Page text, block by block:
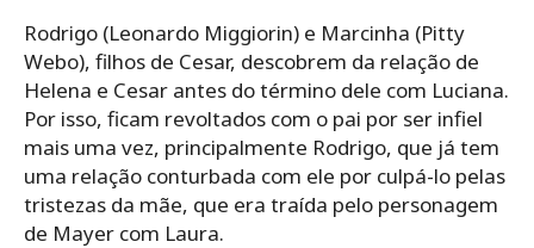
Rodrigo (Leonardo Miggiorin) e Marcinha (Pitty
Webo), filhos de Cesar, descobrem da relação de
Helena e Cesar antes do término dele com Luciana.
Por isso, ficam revoltados com o pai por ser infiel
mais uma vez, principalmente Rodrigo, que já tem
uma relação conturbada com ele por culpá-lo pelas
tristezas da mãe, que era traída pelo personagem
de Mayer com Laura.